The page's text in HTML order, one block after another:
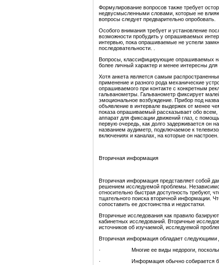
Формулирование вопросов также требует
недвусмысленными словами, которые не
вопросы следует предварительно опробовать.
Особого внимания требует и установление
возможности пробудить у опрашиваемых
интервью, пока опрашиваемые не успели
последовательности. .
Вопросы, классифицирующие опрашиваемых
более личный характер и менее интересны
Хотя анкета является самым
применение и разного рода механические
опрашиваемого при контакте с конкретным
гальванометры. Гальванометр фиксирует
эмоциональное возбуждение. Прибор под
объявление в интервале выдержек от менее
показа опрашиваемый рассказывает обо
аппарат для фиксации движений глаз, с
первую очередь, как долго задерживается он
названием аудиметр, подключаемое к
включениях и каналах, на которые он настроен.
Вторичная информация
Вторичная информация представляет собой
решением исследуемой проблемы. Независимо
относительно быстрая доступность требуют,
тщательного поиска вторичной информации.
сопоставить ее достоинства и недостатки.
Вторичные исследования как правило
кабинетных исследований. Вторичные
источников об изучаемой, исследуемой
Вторичная информация обладает следующими
· Многие ее виды недороги, поскольку
· Информация обычно собирается